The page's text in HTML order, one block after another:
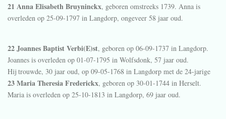
21 Anna Elisabeth Bruyninckx, geboren omstreeks 1739. Anna is
overleden op 25-09-1797 in Langdorp, ongeveer 58 jaar oud.
22 Joannes Baptist Verbi(E)st, geboren op 06-09-1737 in Langdorp.
Joannes is overleden op 01-07-1795 in Wolfsdonk, 57 jaar oud.
Hij trouwde, 30 jaar oud, op 09-05-1768 in Langdorp met de 24-jarige
23 Maria Theresia Frederickx, geboren op 30-01-1744 in Herselt.
Maria is overleden op 25-10-1813 in Langdorp, 69 jaar oud.